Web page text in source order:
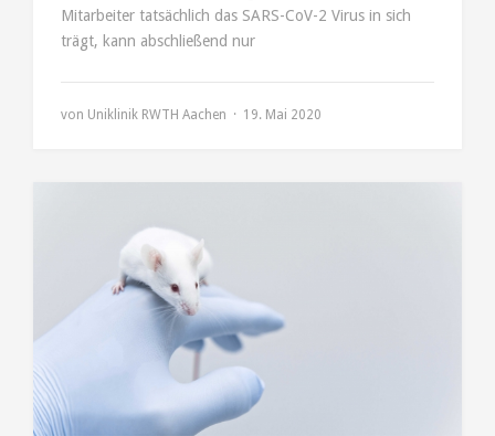
Mitarbeiter tatsächlich das SARS-CoV-2 Virus in sich
trägt, kann abschließend nur
von Uniklinik RWTH Aachen 19. Mai 2020